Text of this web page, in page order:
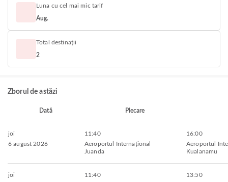
Luna cu cel mai mic tarif
Aug.
Total destinații
2
Zborul de astăzi
Dată Plecare
joi
6 august 2026
11:40
Aeroportul Internațional
Juanda
16:00
Aeroportul
Kualanamu
joi 11:40 13:50